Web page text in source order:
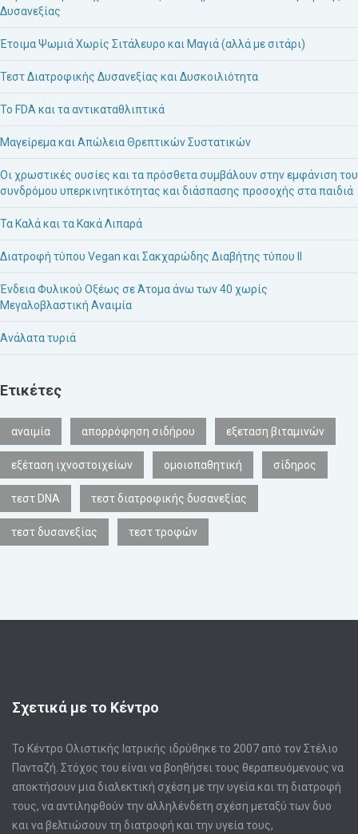
Δυσανεξίας
Έτοιμα Ψωμιά Χωρίς Σιτάλευρο και Μαγιά (αλλά με σιτάρι)
Τεστ Διατροφικής Δυσανεξίας και Δυσκοιλιότητα
Το FDA και τα αντικαταθλιπτικά
Μαγείρεμα και Απώλεια Θρεπτικών Συστατικών
Οι χρωστικές ουσίες και τα πρόσθετα συμβάλουν στην εμφάνιση του
συνδρόμου υπερκινητικότητας και διάσπασης προσοχής στα παιδιά
Τα Καλά και τα Κακά Λιπαρά
Διατροφή τύπου Vegan και Σακχαρώδης Διαβήτης τύπου ΙΙ
Ένδεια Φυλικού Οξέως σε Άτομα άνω των 40 χωρίς
Μεγαλοβλαστική Αναιμία
Ανάλατα τυριά
Ετικέτες
αναιμία απορρόφηση σιδήρου εξεταση βιταμινών
εξέταση ιχνοστοιχείων ομοιοπαθητική σίδηρος
τεστ DNA τεστ διατροφικής δυσανεξίας
τεστ δυσανεξίας τεστ τροφών
Σχετικά με το Κέντρο
Το Κέντρο Ολιστικής Ιατρικής ιδρύθηκε το 2007 από τον Στέλιο
Πανταζή. Στόχος του είναι να βοηθήσει τους θεραπευόμενους να
αποκτήσουν μια διαλεκτική σχέση με την υγεία και τη διατροφή
τους, να αντιληφθούν την αλληλένδετη σχέση μεταξύ των δυο
και να βελτιώσουν τη διατροφή και την υγεία τους,